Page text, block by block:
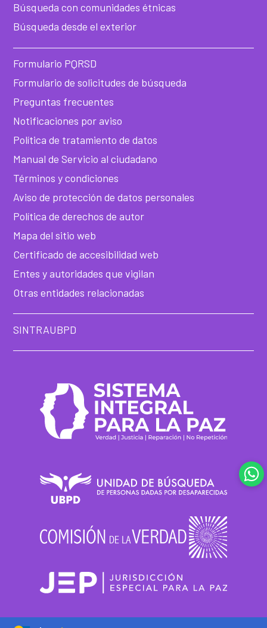
Búsqueda con comunidades étnicas
Búsqueda desde el exterior
Formulario PQRSD
Formulario de solicitudes de búsqueda
Preguntas frecuentes
Notificaciones por aviso
Política de tratamiento de datos
Manual de Servicio al ciudadano
Términos y condiciones
Aviso de protección de datos personales
Política de derechos de autor
Mapa del sitio web
Certificado de accesibilidad web
Entes y autoridades que vigilan
Otras entidades relacionadas
SINTRAUBPD